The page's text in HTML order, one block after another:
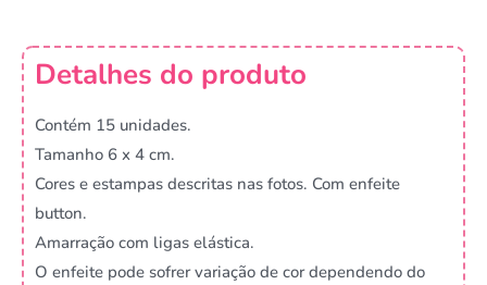
Detalhes do produto
Contém 15 unidades.
Tamanho 6 x 4 cm.
Cores e estampas descritas nas fotos. Com enfeite
button.
Amarração com ligas elástica.
O enfeite pode sofrer variação de cor dependendo do